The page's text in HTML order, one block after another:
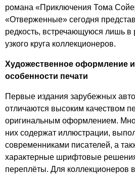
романа «Приключения Тома
«Отверженные» сегодня
редкость, встречающуюся лишь в
узкого круга коллекционеров.
Художественное оформление и
особенности печати
Первые издания зарубежных
отличаются высоким качеством
оригинальным оформлением.
них содержат иллюстрации,
современниками писателей, а
характерные шрифтовые
переплёты. Для коллекционеров